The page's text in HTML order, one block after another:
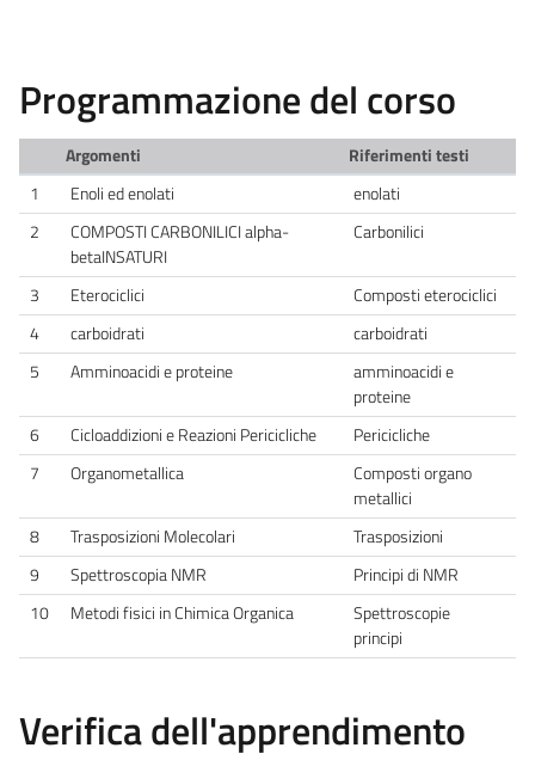
Programmazione del corso
Argomenti
Riferimenti testi
1
Enoli ed enolati
enolati
2
COMPOSTI CARBONILICI alpha-
betaINSATURI
Carbonilici
3 Eterociclici
Composti eterociclici
4
carboidrati
carboidrati
5
Amminoacidi e proteine
amminoacidi e
proteine
6
Cicloaddizioni e Reazioni Pericicliche
Pericicliche
7
Organometallica
Composti organo
metallici
8
Trasposizioni Molecolari
Trasposizioni
9
Spettroscopia NMR
Principi di NMR
10
Metodi fisici in Chimica Organica
Spettroscopie
principi
Verifica dell'apprendimento